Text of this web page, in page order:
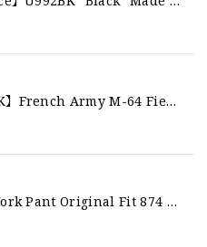
【DEADSTOCK】French Army M-64 Field Jacket "92C" 実物 フランス軍 フィールドジャケット コットンサテン300 デッドストック
【Dickies】Work Pant Original Fit 874 新品 ディッキーズ オリジナルフィット ワークパンツ